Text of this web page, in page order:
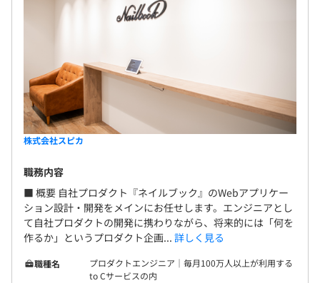
株式会社スピカ
職務内容
■ 概要 自社プロダクト『ネイルブック』のWebアプリケー
ション設計・開発をメインにお任せします。エンジニアとし
て自社プロダクトの開発に携わりながら、将来的には「何を
作るか」というプロダクト企画... 詳しく見る
職種名
プロダクトエンジニア｜毎月100万人以上が利用する
to Cサービスの内